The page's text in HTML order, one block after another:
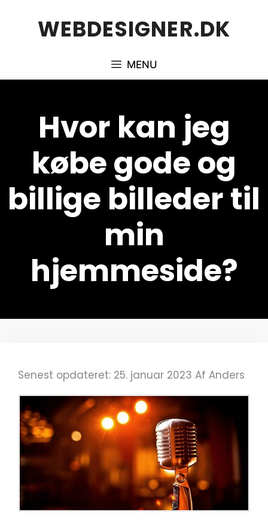
WEBDESIGNER.DK
MENU
Hvor kan jeg
købe gode og
billige billeder til
min
hjemmeside?
Senest opdateret: 25. januar 2023 Af Anders